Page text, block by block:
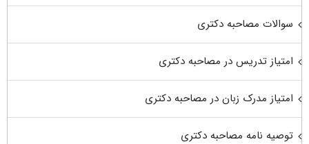
سوالات مصاحبه دکتری
امتیاز تدریس در مصاحبه دکتری
امتیاز مدرک زبان در مصاحبه دکتری
توصیه نامه مصاحبه دکتری